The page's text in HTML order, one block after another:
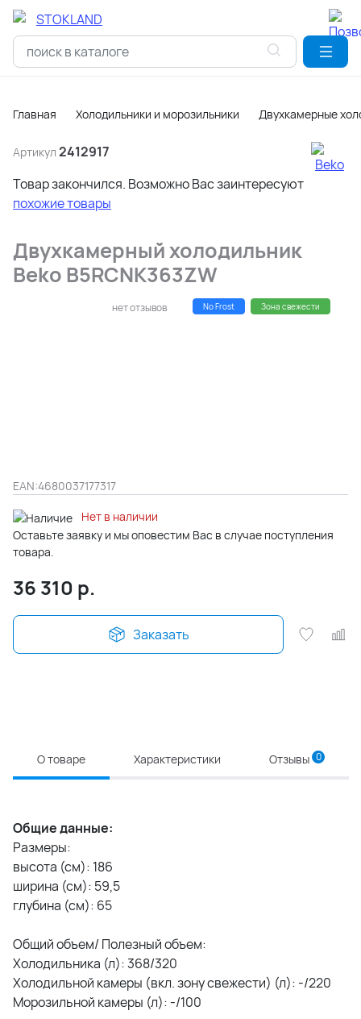
Главная Холодильники и морозильники Двухкамерные
Артикул 2412917
Товар закончился. Возможно Вас заинтересуют
похожие товары
Двухкамерный холодильник
Beko B5RCNK363ZW
нет отзывов No Frost Зона свежести
EAN:4680037177317
Нет в наличии
Оставьте заявку и мы оповестим Вас в случае поступления
товара.
36 310 р.
Заказать
О товаре Характеристики Отзывы 0
Общие данные:
Размеры:
высота (см): 186
ширина (см): 59,5
глубина (см): 65
Общий объем/ Полезный объем:
Холодильника (л): 368/320
Холодильной камеры (вкл. зону свежести) (л): -/220
Морозильной камеры (л): -/100